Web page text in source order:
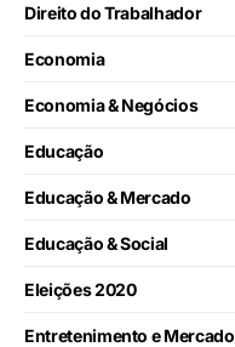
Direito do Trabalhador
Economia
Economia & Negócios
Educação
Educação & Mercado
Educação & Social
Eleições 2020
Entretenimento e Mercado